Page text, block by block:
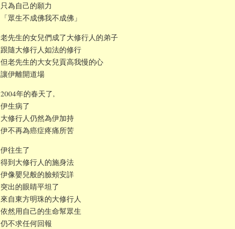
只為自己的願力
「眾生不成佛我不成佛」
老先生的女兒們成了大修行人的弟子
跟隨大修行人如法的修行
但老先生的大女兒貢高我慢的心
讓伊離開道場
2004年的春天了,
伊生病了
大修行人仍然為伊加持
伊不再為癌症疼痛所苦
伊往生了
得到大修行人的施身法
伊像嬰兒般的臉頰安詳
突出的眼睛平坦了
來自東方明珠的大修行人
依然用自己的生命幫眾生
仍不求任何回報